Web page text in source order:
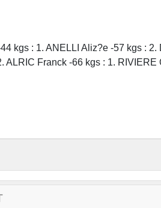
kgs : 1. ANELLI Aliz?e -57 kgs :
ALRIC Franck -66 kgs : 1.